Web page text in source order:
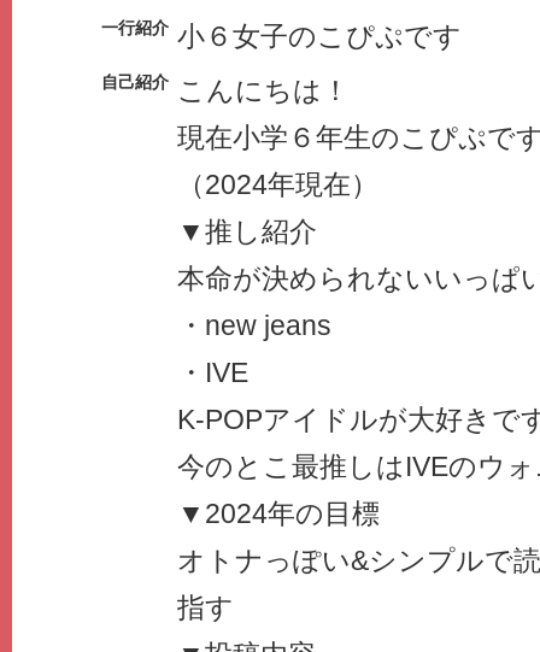
一行紹介 小６女子のこぴぷです
自己紹介 こんにちは！
現在小学６年生のこぴぷで
（2024年現在）
▼推し紹介
本命が決められないいっぱ
・new jeans
・IVE
K‐POPアイドルが大好きで
今のとこ最推しはIVEのウ
▼2024年の目標
オトナっぽい&シンプルで
指す